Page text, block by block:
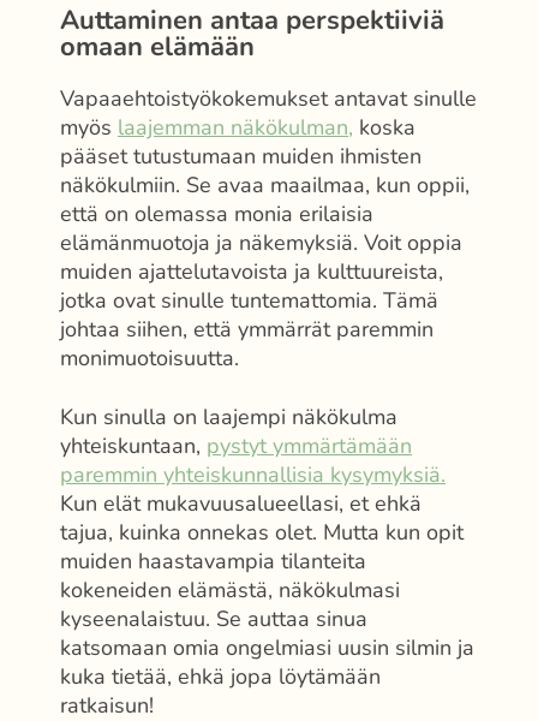
Auttaminen antaa perspektiiviä
omaan elämään
Vapaaehtoistyökokemukset antavat sinulle
myös laajemman näkökulman, koska
pääset tutustumaan muiden ihmisten
näkökulmiin. Se avaa maailmaa, kun oppii,
että on olemassa monia erilaisia
elämänmuotoja ja näkemyksiä. Voit oppia
muiden ajattelutavoista ja kulttuureista,
jotka ovat sinulle tuntemattomia. Tämä
johtaa siihen, että ymmärrät paremmin
monimuotoisuutta.
Kun sinulla on laajempi näkökulma
yhteiskuntaan, pystyt ymmärtämään
paremmin yhteiskunnallisia kysymyksiä.
Kun elät mukavuusalueellasi, et ehkä
tajua, kuinka onnekas olet. Mutta kun opit
muiden haastavampia tilanteita
kokeneiden elämästä, näkökulmasi
kyseenalaistuu. Se auttaa sinua
katsomaan omia ongelmiasi uusin silmin ja
kuka tietää, ehkä jopa löytämään
ratkaisun!